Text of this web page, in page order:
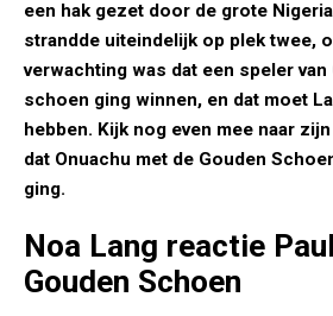
een hak gezet door de grote
strandde uiteindelijk op plek twee,
verwachting was dat een speler van
schoen ging winnen, en dat moet
hebben. Kijk nog even mee naar
dat Onuachu met de Gouden
ging.
Noa Lang reactie
Gouden Schoen